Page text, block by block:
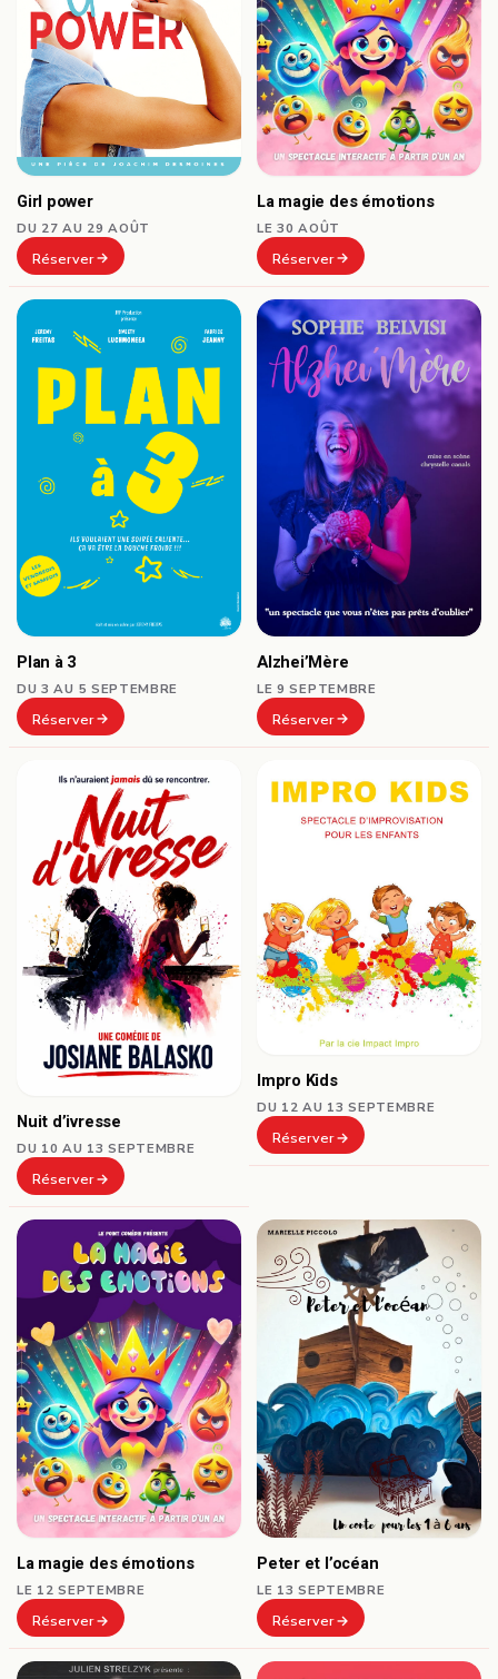
Girl power
DU 27 AU 29 AOÛT
Réserver
La magie des émotions
LE 30 AOÛT
Réserver
Plan à 3
DU 3 AU 5 SEPTEMBRE
Réserver
Alzhei’Mère
LE 9 SEPTEMBRE
Réserver
Nuit d’ivresse
DU 10 AU 13 SEPTEMBRE
Réserver
Impro Kids
DU 12 AU 13 SEPTEMBRE
Réserver
La magie des émotions
LE 12 SEPTEMBRE
Réserver
Peter et l’océan
LE 13 SEPTEMBRE
Réserver